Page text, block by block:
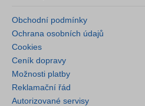
Obchodní podmínky
Ochrana osobních údajů
Cookies
Ceník dopravy
Možnosti platby
Reklamační řád
Autorizované servisy